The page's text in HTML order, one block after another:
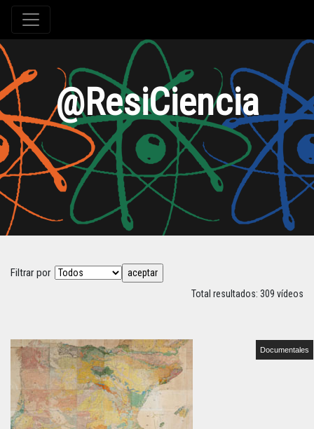
@ResiCiencia
Filtrar por
Total resultados: 309 vídeos
Documentales